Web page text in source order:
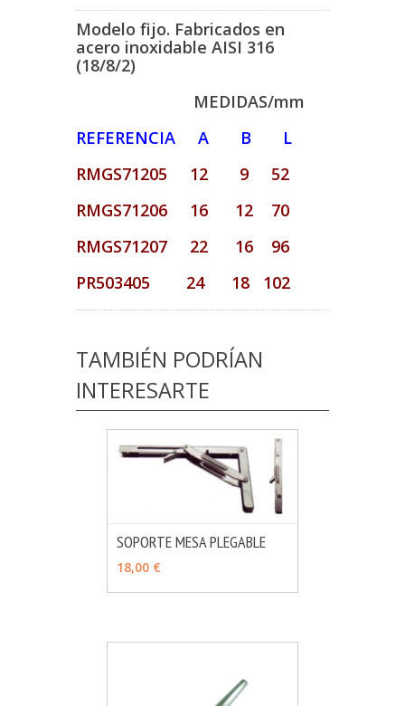
Modelo fijo. Fabricados en
acero inoxidable AISI 316
(18/8/2)
MEDIDAS/mm
REFERENCIA A B L
RMGS71205 12 9 52
RMGS71206 16 12 70
RMGS71207 22 16 96
PR503405 24 18 102
TAMBIÉN PODRÍAN
INTERESARTE
SOPORTE MESA PLEGABLE
18,00 €